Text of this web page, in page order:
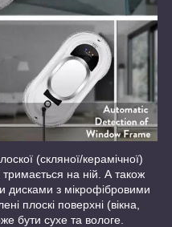
(скляної/керамічної)
тримається на ній. А також
дисками з мікрофібровими
плоскі поверхні (вікна,
бути сухе та вологе.